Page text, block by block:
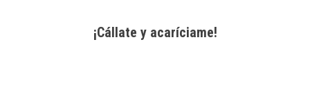
¡Cállate y acaríciame!